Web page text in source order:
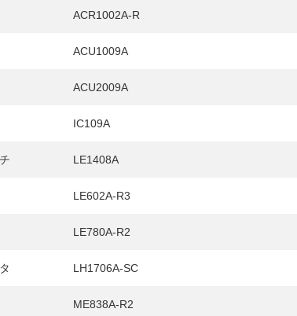
ACR1002A-R
ACU1009A
ACU2009A
IC109A
LE1408A
LE602A-R3
LE780A-R2
LH1706A-SC
ME838A-R2